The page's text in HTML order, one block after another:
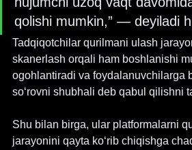
qolishi mumkin,” — deyiladi
Tadqiqotchilar qurilmani ulash
skanerlash orqali ham boshlanishi
ogohlantiradi va foydalanuvchilarga
so‘rovni shubhali deb qabul qilishni
Shu bilan birga, ular platformalarni
jarayonini qayta ko‘rib chiqishga